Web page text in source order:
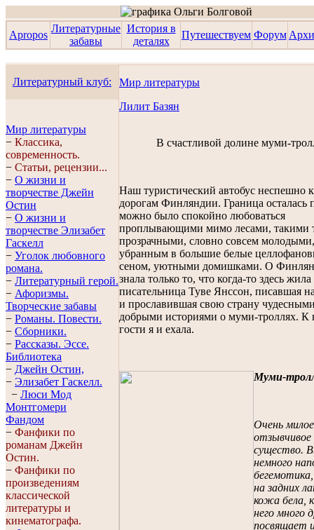
Apropos
Литературные
забавы
История в
деталях
Путешествуем Форум
Литературный клуб:
Мир литературы
− Классика,
современность.
− Статьи, рецензии...
− О жизни и
творчестве Джейн
Остин
− О жизни и
творчестве Элизабет
Гaскелл
− Уголок любовного
романа.
− Литературный герой.
− Афоризмы.
Творческие забавы
− Романы. Повести.
− Сборники.
− Рассказы. Эссe.
Библиотека
− Джейн Остин,
− Элизабет Гaскелл.
− Люси Мод
Монтгомери
Фандом
− Фанфики по
романам Джейн
Остин.
− Фанфики по
произведениям
классической
литературы и
кинематографа.
Мир литературы
Лилит Базян
В счастливой долине муми-
Наш туристический автобус неспешно
дорогам Финляндии. Граница осталась
можно было спокойно любоваться
проплывающими мимо лесами, такими
прозрачными, словно совсем
убранным в большие белые
сеном, уютными домишками. О
знала только то, что когда-то здесь жила
писательница Туве Янссон, писавшая
и прославившая свою страну
добрыми историями о муми-троллях. К
гости я и ехала.
Муми-
Очень
отзывчивое
существо.
немного
на задних
кожа бела,
него много
посвящает